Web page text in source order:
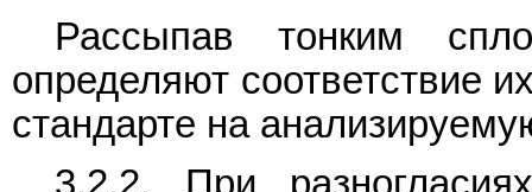
Рассыпав тонким
определяют соответствие
стандарте на